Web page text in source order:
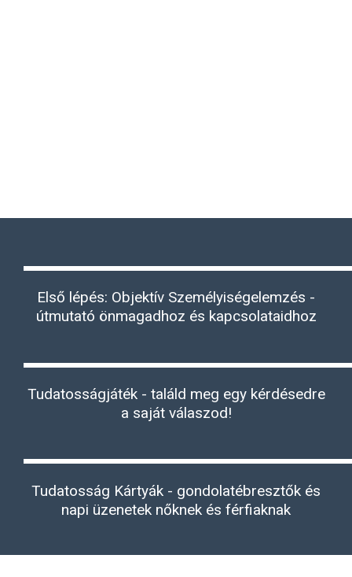
Első lépés: Objektív Személyiségelemzés -
útmutató önmagadhoz és kapcsolataidhoz
Tudatosságjáték - találd meg egy kérdésedre
a saját válaszod!
Tudatosság Kártyák - gondolatébresztők és
napi üzenetek nőknek és férfiaknak